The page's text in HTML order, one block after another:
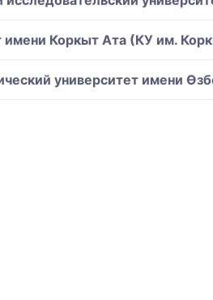
Коркыт Ата (КУ им.
университет имени